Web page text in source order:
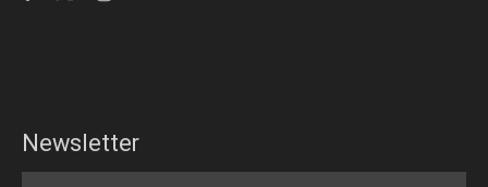
Newsletter